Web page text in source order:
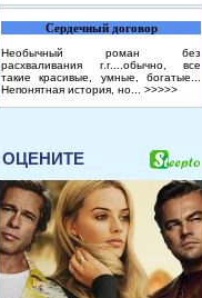
Сердечный договор
Необычный роман без
расхваливания г.г....обычно, все
такие красивые, умные, богатые...
Непонятная история, но... >>>>>
ОЦЕНИТЕ